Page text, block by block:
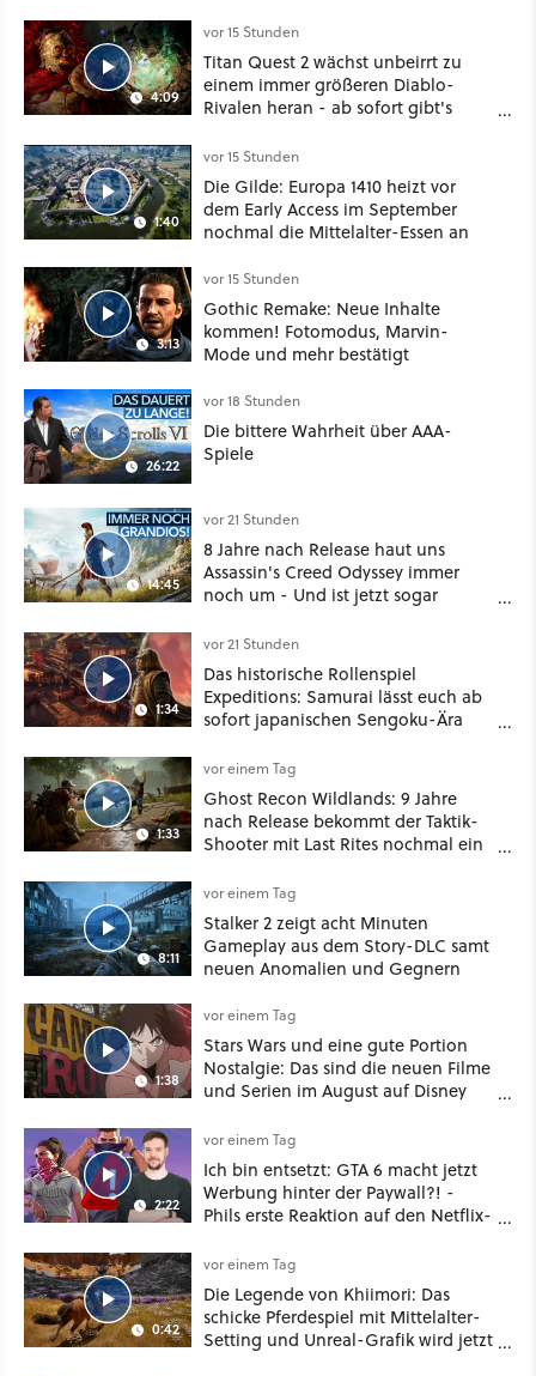
4:09
vor 15 Stunden
Titan Quest 2 wächst unbeirrt zu
einem immer größeren Diablo-
Rivalen heran - ab sofort gibt's
Klasse
1:40
vor 15 Stunden
Die Gilde: Europa 1410 heizt vor
dem Early Access im September
nochmal die Mittelalter-Essen an
3:13
vor 15 Stunden
Gothic Remake: Neue Inhalte
kommen! Fotomodus, Marvin-
Mode und mehr bestätigt
26:22
vor 18 Stunden
Die bittere Wahrheit über AAA-
Spiele
14:45
vor 21 Stunden
8 Jahre nach Release haut uns
Assassin's Creed Odyssey immer
noch um - Und ist jetzt sogar
1:34
vor 21 Stunden
Das historische Rollenspiel
Expeditions: Samurai lässt euch ab
sofort japanischen Sengoku-Ära
oder Diplomatie
1:33
vor einem Tag
Ghost Recon Wildlands: 9 Jahre
nach Release bekommt der Taktik-
Shooter mit Last Rites nochmal ein
8:11
vor einem Tag
Stalker 2 zeigt acht Minuten
Gameplay aus dem Story-DLC samt
neuen Anomalien und Gegnern
1:38
vor einem Tag
Stars Wars und eine gute Portion
Nostalgie: Das sind die neuen Filme
und Serien im August auf Disney
2:22
vor einem Tag
Ich bin entsetzt: GTA 6 macht jetzt
Werbung hinter der Paywall?! -
Phils erste Reaktion auf den Netflix-
0:42
vor einem Tag
Die Legende von Khiimori: Das
schicke Pferdespiel mit Mittelalter-
Setting und Unreal-Grafik wird jetzt